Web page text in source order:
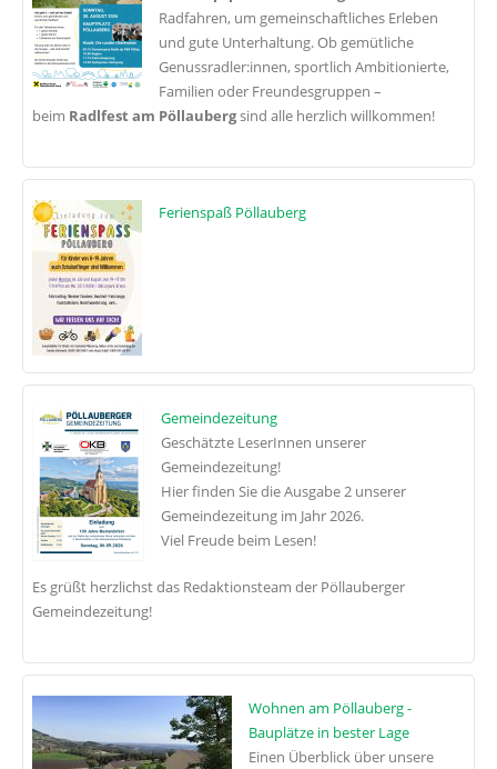
Radfahren, um gemeinschaftliches Erleben
und gute Unterhaltung. Ob gemütliche
Genussradler:innen, sportlich Ambitionierte,
Familien oder Freundesgruppen –
beim Radlfest am Pöllaubergsind alle herzlich willkommen!
Ferienspaß Pöllauberg
Gemeindezeitung
Geschätzte LeserInnen unserer
Gemeindezeitung!
Hier finden Sie die Ausgabe 2 unserer
Gemeindezeitung im Jahr 2026.
Viel Freude beim Lesen!
Es grüßt herzlichst das Redaktionsteam der Pöllauberger
Gemeindezeitung!
Wohnen am Pöllauberg -
Bauplätze in bester Lage
Einen Überblick über unsere